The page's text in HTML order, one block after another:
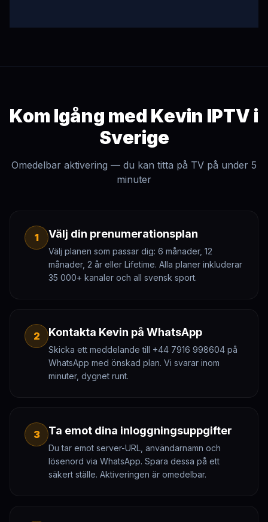
Kom Igång med Kevin IPTV i
Sverige
Omedelbar aktivering — du kan titta på TV på under 5
minuter
1 Välj din prenumerationsplan
Välj planen som passar dig: 6 månader, 12
månader, 2 år eller Lifetime. Alla planer inkluderar
35 000+ kanaler och all svensk sport.
2 Kontakta Kevin på WhatsApp
Skicka ett meddelande till +44 7916 998604 på
WhatsApp med önskad plan. Vi svarar inom
minuter, dygnet runt.
3 Ta emot dina inloggningsuppgifter
Du tar emot server-URL, användarnamn och
lösenord via WhatsApp. Spara dessa på ett
säkert ställe. Aktiveringen är omedelbar.